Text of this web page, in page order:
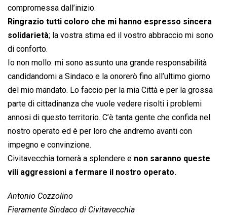
compromessa dall’inizio.
Ringrazio tutti coloro che mi hanno espresso sincera
solidarietà; la vostra stima ed il vostro abbraccio mi sono
di conforto.
Io non mollo: mi sono assunto una grande responsabilità
candidandomi a Sindaco e la onorerò fino all’ultimo giorno
del mio mandato. Lo faccio per la mia Città e per la grossa
parte di cittadinanza che vuole vedere risolti i problemi
annosi di questo territorio. C’è tanta gente che confida nel
nostro operato ed è per loro che andremo avanti con
impegno e convinzione.
Civitavecchia tornerà a splendere e non saranno queste
vili aggressioni a fermare il nostro operato.
Antonio Cozzolino
Fieramente Sindaco di Civitavecchia